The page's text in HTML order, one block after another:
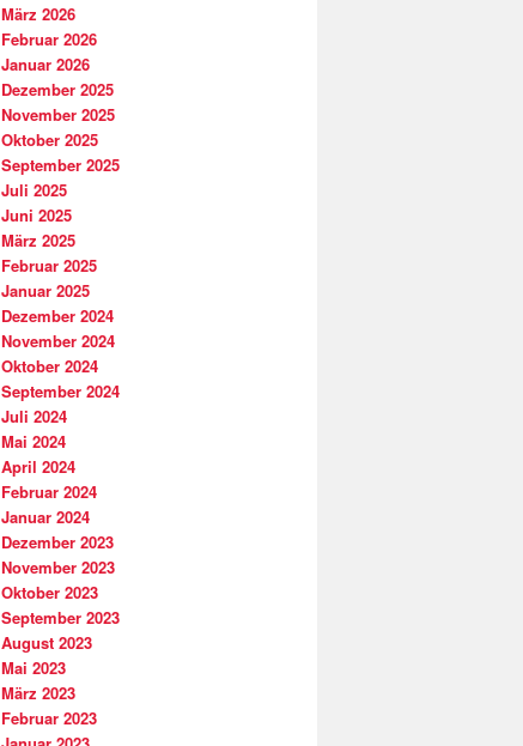
März 2026
Februar 2026
Januar 2026
Dezember 2025
November 2025
Oktober 2025
September 2025
Juli 2025
Juni 2025
März 2025
Februar 2025
Januar 2025
Dezember 2024
November 2024
Oktober 2024
September 2024
Juli 2024
Mai 2024
April 2024
Februar 2024
Januar 2024
Dezember 2023
November 2023
Oktober 2023
September 2023
August 2023
Mai 2023
März 2023
Februar 2023